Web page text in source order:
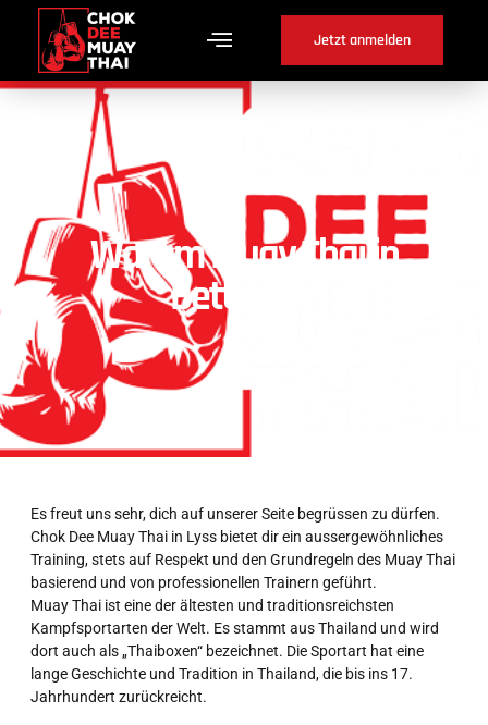
Jetzt anmelden
Warum Muay Thai in
Bettlach ?
Es freut uns sehr, dich auf unserer Seite begrüssen zu dürfen.
Chok Dee Muay Thai in Lyss bietet dir ein aussergewöhnliches
Training, stets auf Respekt und den Grundregeln des Muay Thai
basierend und von professionellen Trainern geführt.
Muay Thai ist eine der ältesten und traditionsreichsten
Kampfsportarten der Welt. Es stammt aus Thailand und wird
dort auch als „Thaiboxen“ bezeichnet. Die Sportart hat eine
lange Geschichte und Tradition in Thailand, die bis ins 17.
Jahrhundert zurückreicht.